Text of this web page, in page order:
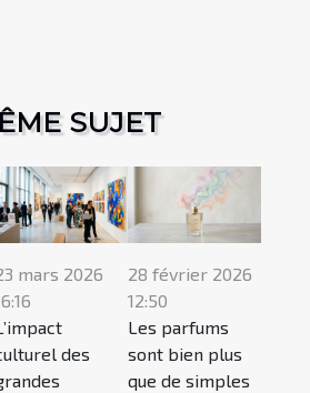
SUJET
mars 2026
des
28 février 2026
12:50
Les parfums
sont bien plus
que de simples